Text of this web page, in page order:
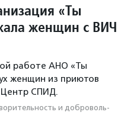
«Ты
женщин с ВИЧ
работе АНО «Ты
женщин из приютов
Центр СПИД.
и доброволь­